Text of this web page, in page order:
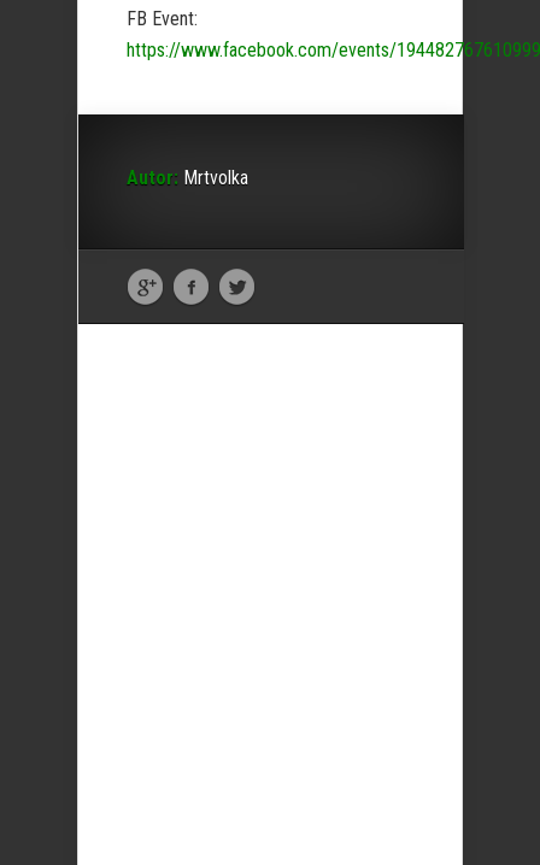
FB Event:
https://www.facebook.com/events/
Autor: Mrtvolka